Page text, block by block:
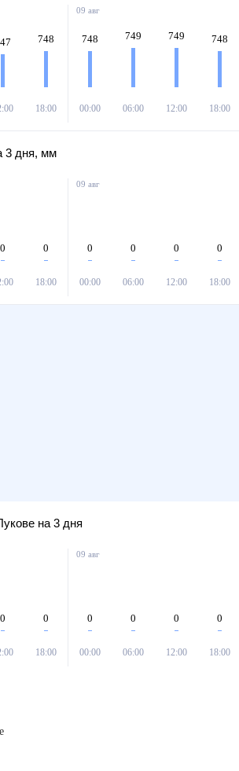
748
18:00
09 авг
748
00:00
749
06:00
749
12:00
748
18:00
3 дня, мм
0 0
18:00
09 авг
0
00:00
0
06:00
0
12:00
0
18:00
на 3 дня
0 0
18:00
09 авг
0
00:00
0
06:00
0
12:00
0
18:00